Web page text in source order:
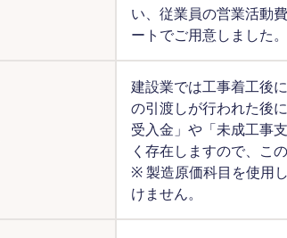
い、従業員の営業活動
ートでご用意しました。
建設業では工事着工後
の引渡しが行われた後
受入金」や「未成工事
く存在しますので、こ
※ 製造原価科目を使用
けません。